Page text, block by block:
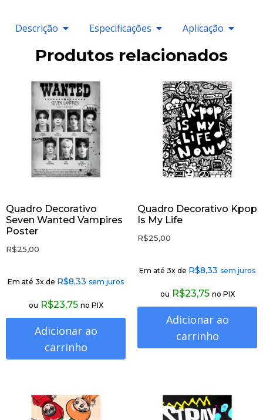
Descrição Especificações Aplicação
Produtos relacionados
Quadro Decorativo
Seven Wanted Vampires
Poster
R$25,00
Em até 3x de R$8,33 sem juros
ou R$23,75 no PIX
Adicionar ao
carrinho
Quadro Decorativo Kpop
Is My Life
R$25,00
Em até 3x de R$8,33 sem juros
ou R$23,75 no PIX
Adicionar ao
carrinho